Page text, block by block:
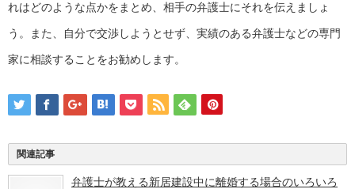
れはどのような点かをまとめ、相手の弁護士にそれを伝えましょ
う。また、自分で交渉しようとせず、実績のある弁護士などの専門
家に相談することをお勧めします。
関連記事
弁護士が教える新居建設中に離婚する場合のいろいろ